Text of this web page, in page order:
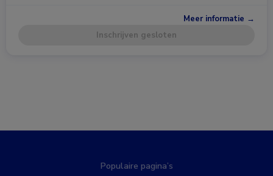
Meer informatie →
Inschrijven gesloten
Populaire pagina’s